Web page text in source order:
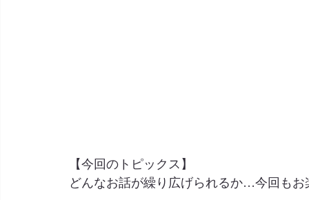
【今回のトピックス】
どんなお話が繰り広げられるか…今回もお